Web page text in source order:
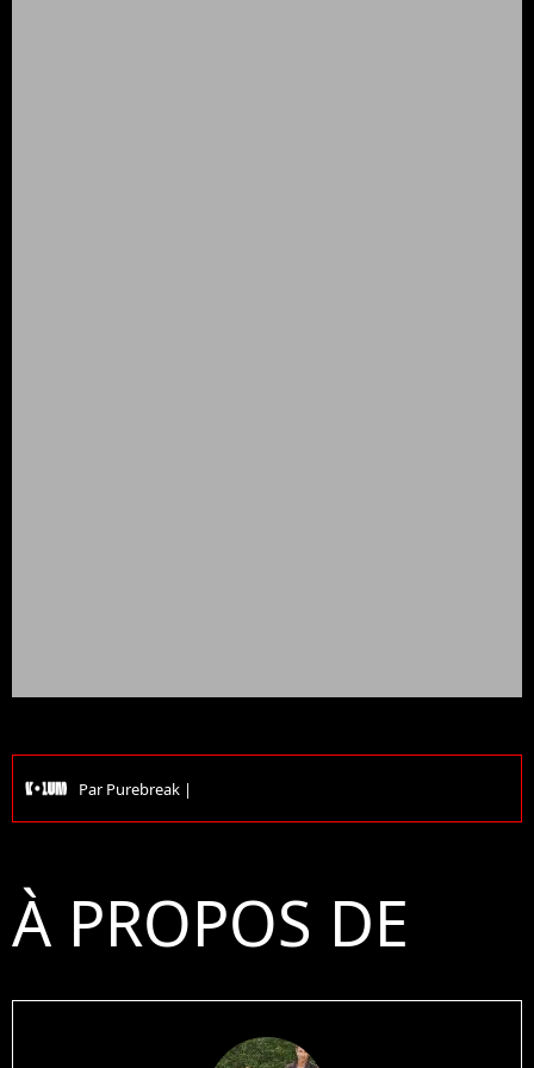
ParPurebreak |
À PROPOS DE